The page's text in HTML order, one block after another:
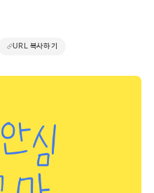
URL 복사하기